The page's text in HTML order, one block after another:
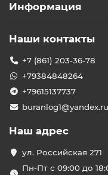
Информация
Наши контакты
+7 (861) 203-36-78
+79384848264
+79615137737
buranlog1@yandex.ru
Наш адрес
ул. Российская 271
Пн-Пт с 09:00 до